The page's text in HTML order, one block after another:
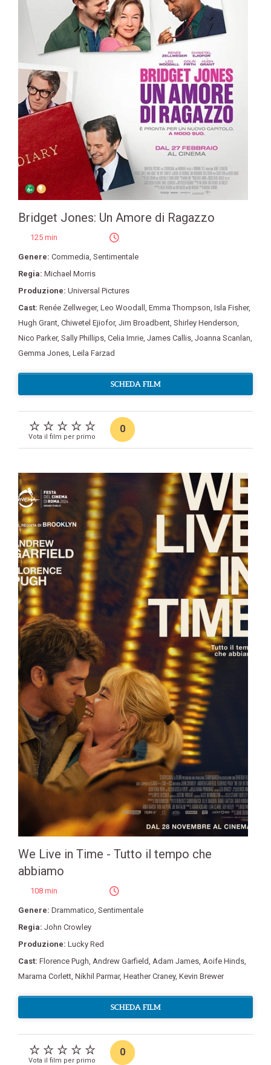
Bridget Jones: Un Amore di Ragazzo
125 min
Genere: Commedia Sentimentale
Regia: Michael Morris
Produzione: Universal Pictures
Cast: Renée Zellweger, Leo Woodall Emma Thompson Isla Fisher,
Hugh Grant Chiwetel Ejiofor, Jim Broadbent Shirley Henderson
Nico Parker, Sally Phillips Celia Imrie James Callis Joanna Scanlan
Gemma Jones Leila Farzad
SCHEDA FILM
Vota il film per primo
0
We Live in Time - Tutto il tempo che
abbiamo
108 min
Genere: Drammatico, Sentimentale
Regia: John Crowley
Produzione: Lucky Red
Cast: Florence Pugh, Andrew Garfield, Adam James, Aoife Hinds,
Marama Corlett, Nikhil Parmar, Heather Craney, Kevin Brewer
SCHEDA FILM
Vota il film per primo
0